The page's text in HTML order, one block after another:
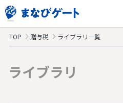
TOP 贈与税 ライブラリ一覧
ライブラリ